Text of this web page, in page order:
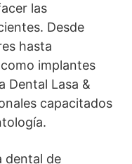
las
Desde
hasta
implantes
Dental Lasa &
capacitados
dental de